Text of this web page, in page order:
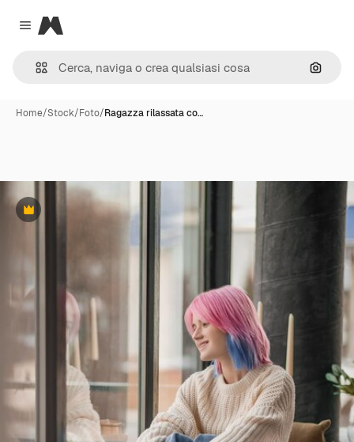
Close menu
Magnific
Cerca
Home/Stock/Foto/Ragazza rilassata co…
Premium